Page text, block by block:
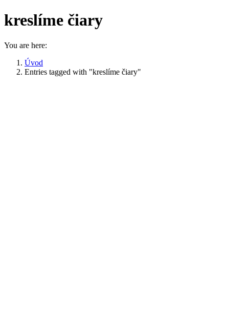
kreslíme čiary
You are here:
Úvod
Entries tagged with "kreslíme čiary"